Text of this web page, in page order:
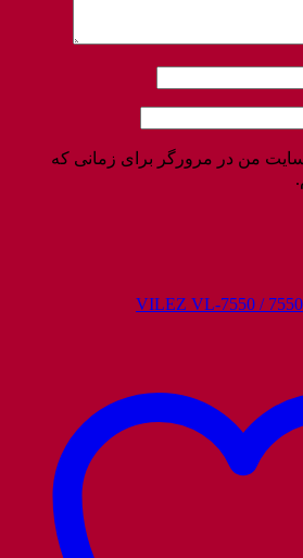
من در مرورگر برای زمانی که